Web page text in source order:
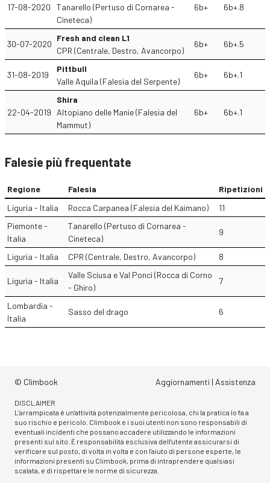
17-08-2020
Tanarello (Pertuso di Cornarea -
Cineteca)
6b+ 6b+.8
30-07-2020
Fresh and clean L1
CPR (Centrale, Destro, Avancorpo)
6b+ 6b+.5
31-08-2019
Pittbull
Valle Aquila (Falesia del Serpente)
6b+ 6b+.1
22-04-2019
Shira
Altopiano delle Manie (Falesia del
Mammut)
6b+ 6b+.1
Falesie più frequentate
Regione Falesia
Ripetizioni
Liguria - Italia
Rocca Carpanea (Falesia del Kaimano)
11
Piemonte -
Italia
Tanarello (Pertuso di Cornarea -
Cineteca)
9
Liguria - Italia CPR (Centrale, Destro, Avancorpo) 8
Liguria - Italia
Valle Sciusa e Val Ponci (Rocca di Corno
- Ghiro)
7
Lombardia -
Italia
Sasso del drago 6
© Climbook Aggiornamenti | Assistenza
DISCLAIMER
L'arrampicata è un'attività potenzialmente pericolosa, chi la pratica lo fa a
suo rischio e pericolo. Climbook e i suoi utenti non sono responsabili di
eventuali incidenti che possano accadere utilizzando le informazioni
presenti sul sito. È responsabilità esclusiva dell'utente assicurarsi di
verificare sul posto, di volta in volta e con l'aiuto di persone esperte, le
informazioni presenti su Climbook, prima di intraprendere qualsiasi
scalata, e di rispettare le norme di sicurezza.